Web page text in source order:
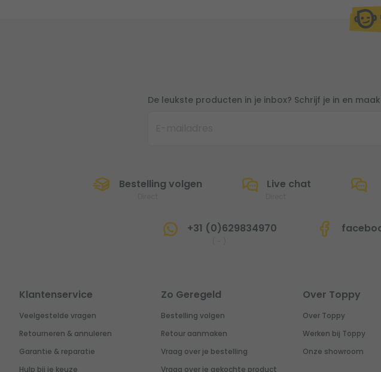
De leukste producten in je inbox? Schrijf je in en
Bestelling volgen Live chat
+31 (0)629834970
Klantenservice
Veelgestelde vragen
Retourneren & annuleren
Garantie & reparatie
Hulp bij je keuze
Zo Geregeld
Bestelling volgen
Retour aanmaken
Vraag over je bestelling
Vraag over je gekochte product
Over Toppy
Over Toppy
Werken bij Toppy
Onze showroom